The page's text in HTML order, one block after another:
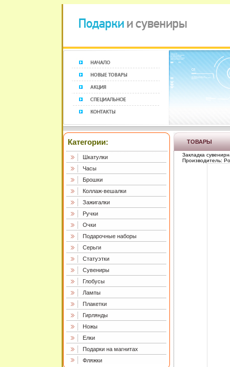
Категории:
Шкатулки
Часы
Брошки
Коллаж-вешалки
Зажигалки
Ручки
Очки
Подарочные наборы
Серьги
Статуэтки
Сувениры
Глобусы
Лампы
Плакетки
Гирлянды
Ножы
Елки
Подарки на магнитах
Фляжки
ТОВАРЫ
Закладка
Производитель: